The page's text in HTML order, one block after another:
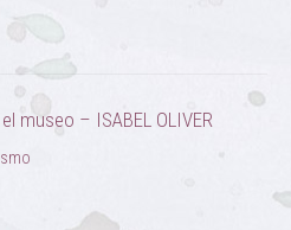
museo – ISABEL OLIVER